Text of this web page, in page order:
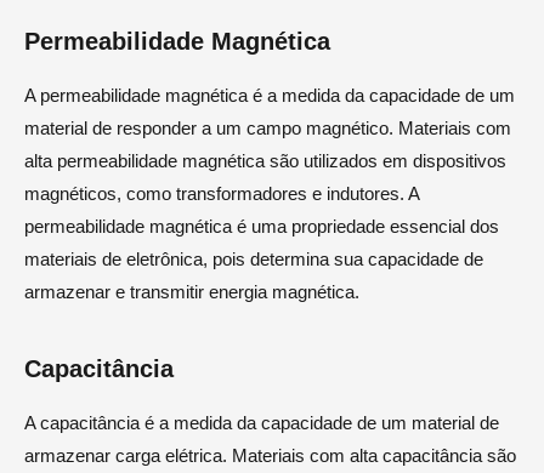
Permeabilidade Magnética
A permeabilidade magnética é a medida da capacidade de um
material de responder a um campo magnético. Materiais com
alta permeabilidade magnética são utilizados em dispositivos
magnéticos, como transformadores e indutores. A
permeabilidade magnética é uma propriedade essencial dos
materiais de eletrônica, pois determina sua capacidade de
armazenar e transmitir energia magnética.
Capacitância
A capacitância é a medida da capacidade de um material de
armazenar carga elétrica. Materiais com alta capacitância são